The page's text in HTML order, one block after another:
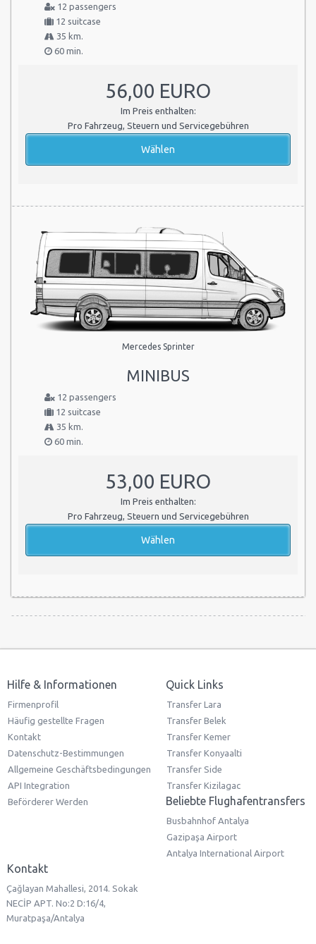
12 passengers
12 suitcase
35 km.
60 min.
56,00 EURO
Im Preis enthalten:
Pro Fahrzeug, Steuern und Servicegebühren
Mercedes Sprinter
MINIBUS
12 passengers
12 suitcase
35 km.
60 min.
53,00 EURO
Im Preis enthalten:
Pro Fahrzeug, Steuern und Servicegebühren
Hilfe & Informationen
Firmenprofil
Häufig gestellte Fragen
Kontakt
Datenschutz-Bestimmungen
Allgemeine Geschäftsbedingungen
API Integration
Beförderer Werden
Quick Links
Transfer Lara
Transfer Belek
Transfer Kemer
Transfer Konyaalti
Transfer Side
Transfer Kizilagac
Beliebte Flughafentransfers
Busbahnhof Antalya
Gazipaşa Airport
Antalya International Airport
Kontakt
Çağlayan Mahallesi, 2014. Sokak
NECİP APT. No:2 D:16/4,
Muratpaşa/Antalya